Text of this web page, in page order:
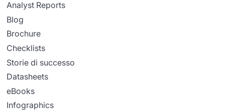
Analyst Reports
Blog
Brochure
Checklists
Storie di successo
Datasheets
eBooks
Infographics